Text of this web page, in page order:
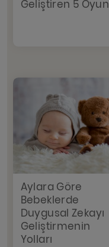
Geliştiren 5 Oyun
Aylara Göre
Bebeklerde
Duygusal Zekayı
Geliştirmenin
Yolları